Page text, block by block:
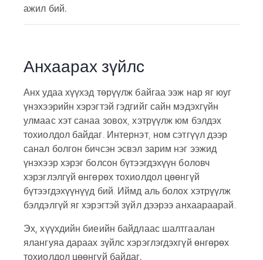
ажил бий.
Анхаарах зүйлс
Анх удаа хүүхэд төрүүлж байгаа ээж нар яг юуг
үнэхээрийн хэрэгтэй гэдгийг сайн мэдэхгүйн
улмаас хэт санаа зовох, хэтрүүлж юм бэлдэх
тохиолдол байдаг. Интернэт, ном сэтгүүл дээр
санал болгон бичсэн эсвэл зарим нэг ээжид
үнэхээр хэрэг болсон бүтээгдэхүүн боловч
хэрэглэлгүй өнгөрөх тохиолдол цөөнгүй
бүтээгдэхүүнүүд бий. Иймд аль болох хэтрүүлж
бэлдэлгүй яг хэрэгтэй зүйл дээрээ анхаараарай.
Эх, хүүхдийн биеийн байдлаас шалтгаалан
ялангуяа дараах зүйлс хэрэглэгдэхгүй өнгөрөх
тохиолдол цөөнгүй байдаг.